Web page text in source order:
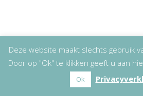
Deze website maakt slechts gebruik
Door op "Ok" te klikken geeft u aan
Ok